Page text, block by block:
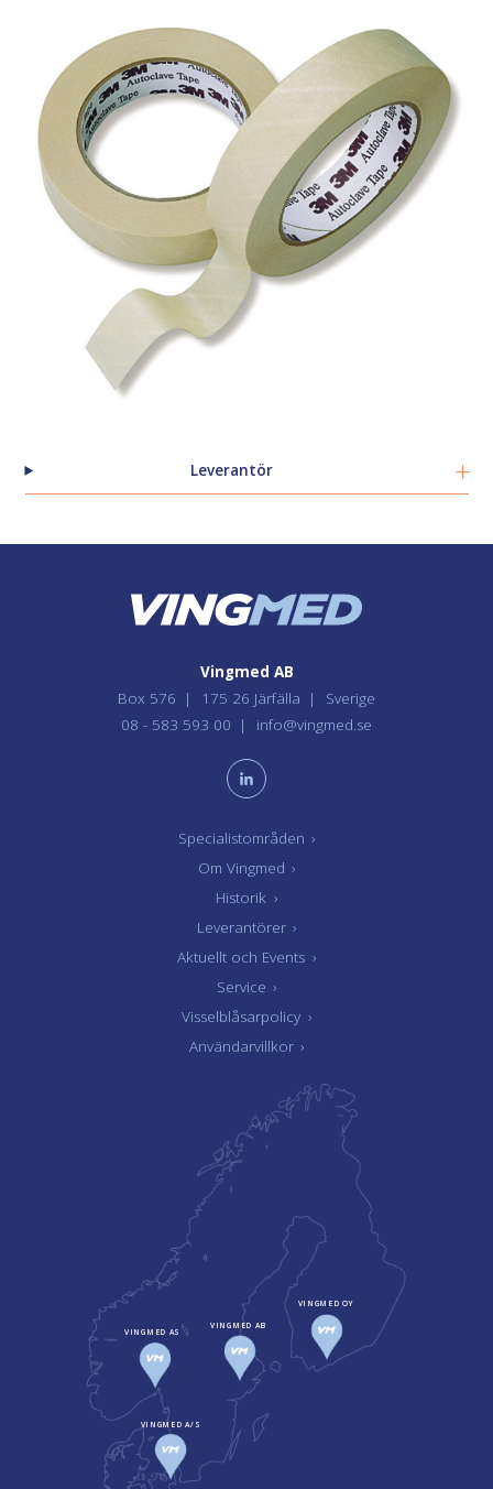
Leverantör
Specialistområden ›
Om Vingmed ›
Historik ›
Leverantörer ›
Aktuellt och Events ›
Service ›
Visselblåsarpolicy ›
Användarvillkor ›
Vingmed AB
Box 576
175 26 Järfälla
Sverige
08 - 583 593 00
info@vingmed.se
VINGMED A/S
VINGMED AS
VINGMED AB
VINGMED OY